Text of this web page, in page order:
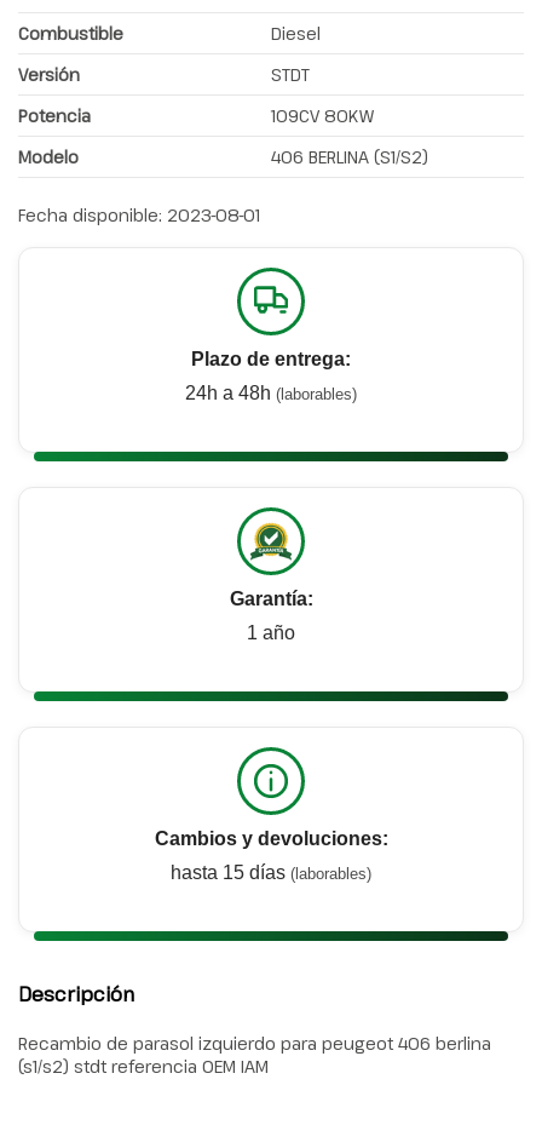
Combustible
Diesel
Versión
STDT
Potencia
109CV 80KW
Modelo
406 BERLINA (S1/S2)
Fecha disponible: 2023-08-01
Plazo de entrega:
24h a 48h (laborables)
Garantía:
1 año
Cambios y devoluciones:
hasta 15 días (laborables)
Descripción
Recambio de parasol izquierdo para peugeot 406 berlina
(s1/s2) stdt referencia OEM IAM